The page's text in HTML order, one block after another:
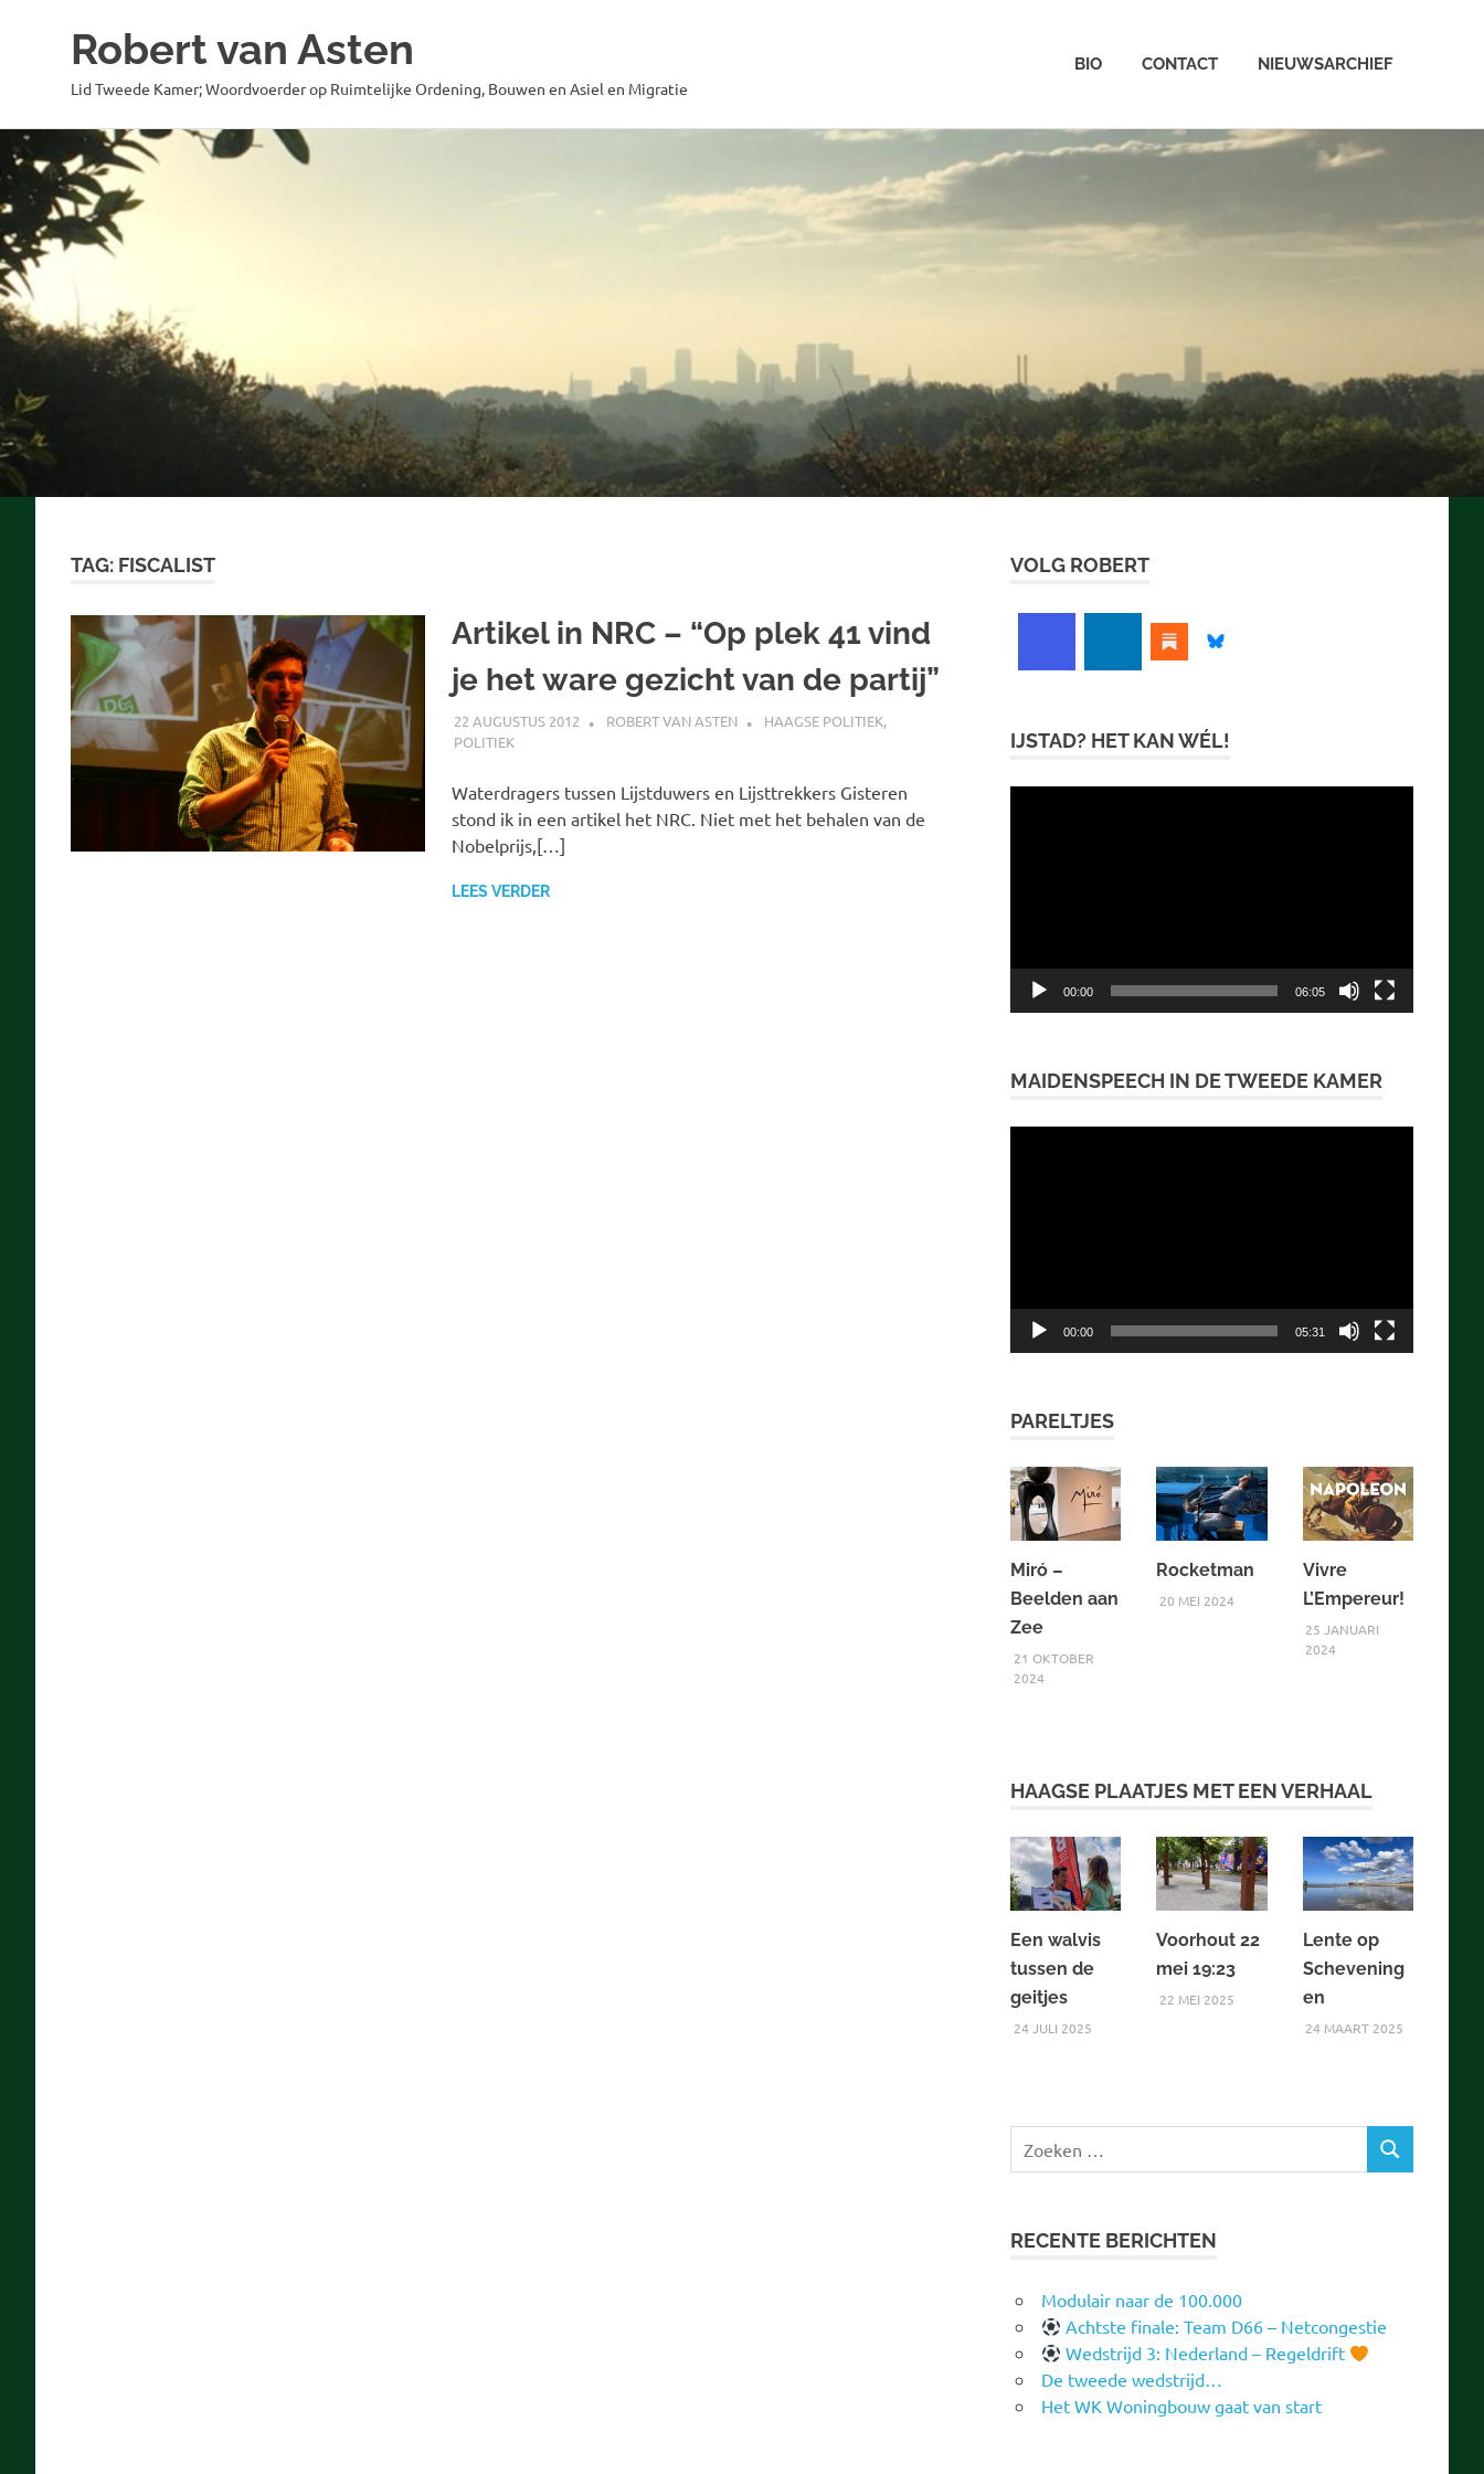
naar
de
inhoud
Robert van Asten
Lid Tweede Kamer; Woordvoerder op Ruimtelijke Ordening, Bouwen en Asiel en Migratie
BIO CONTACT NIEUWSARCHIEF
TAG: FISCALIST
Artikel in NRC – “Op plek 41 vind
je het ware gezicht van de partij”
22 AUGUSTUS 2012 ROBERT VAN ASTEN HAAGSE POLITIEK,
POLITIEK
Waterdragers tussen Lijstduwers en Lijsttrekkers Gisteren
stond ik in een artikel het NRC. Niet met het behalen van de
Nobelprijs,[…]
LEES VERDER
VOLG ROBERT
IJSTAD? HET KAN WÉL!
00:00 06:05
MAIDENSPEECH IN DE TWEEDE KAMER
00:00 05:31
PARELTJES
Miró –
Beelden aan
Zee
21 OKTOBER
2024
Rocketman
20 MEI 2024
Vivre
L’Empereur!
25 JANUARI
2024
HAAGSE PLAATJES MET EEN VERHAAL
Een walvis
tussen de
geitjes
24 JULI 2025
Voorhout 22
mei 19:23
22 MEI 2025
Lente op
Schevening
en
24 MAART 2025
naar:
ZOEKEN
RECENTE BERICHTEN
Modulair naar de 100.000
Achtste finale: Team D66 – Netcongestie
Wedstrijd 3: Nederland – Regeldrift
De tweede wedstrijd…
Het WK Woningbouw gaat van start